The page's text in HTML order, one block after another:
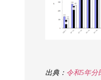
出典： 令和5年分